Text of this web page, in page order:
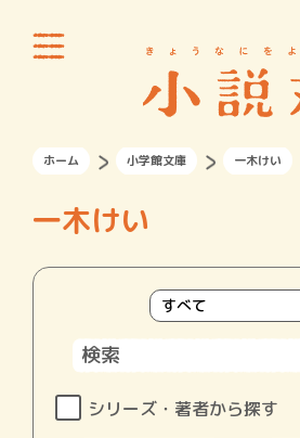
ホーム 小学館文庫 一木けい
一木けい
シリーズ・著者から探す